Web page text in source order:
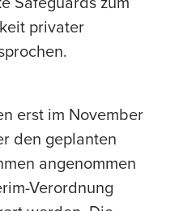
privater
erst im November
den geplanten
angenommen
Verordnung